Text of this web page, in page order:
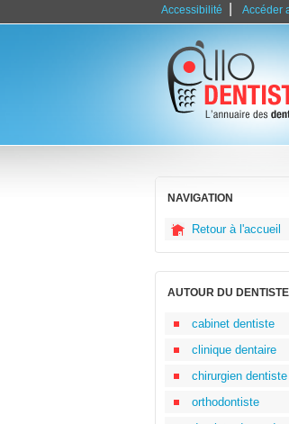
Accessibilité Accéder
NAVIGATION
Retour à l'accueil
AUTOUR DU DENTISTE
cabinet dentiste
clinique dentaire
chirurgien dentiste
orthodontiste